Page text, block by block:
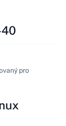
40
pro